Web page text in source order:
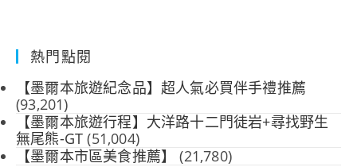
熱門點閱
【墨爾本旅遊紀念品】超人氣必買伴手禮推薦
(93,201)
【墨爾本旅遊行程】大洋路十二門徒岩+尋找野生
無尾熊-GT (51,004)
【墨爾本市區美食推薦】
(21,780)